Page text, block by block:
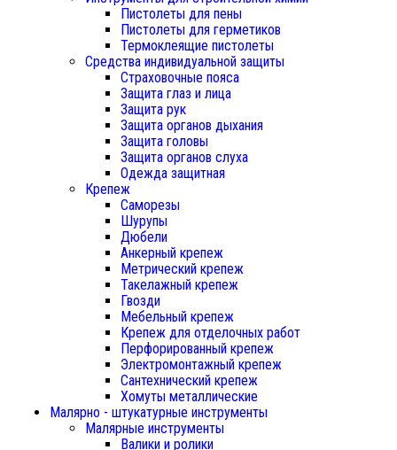
Пистолеты для пены
Пистолеты для герметиков
Термоклеящие пистолеты
Средства индивидуальной защиты
Страховочные пояса
Защита глаз и лица
Защита рук
Защита органов дыхания
Защита головы
Защита органов слуха
Одежда защитная
Крепеж
Саморезы
Шурупы
Дюбели
Анкерный крепеж
Метрический крепеж
Такелажный крепеж
Гвозди
Мебельный крепеж
Крепеж для отделочных работ
Перфорированный крепеж
Электромонтажный крепеж
Сантехнический крепеж
Хомуты металлические
Малярно - штукатурные инструменты
Малярные инструменты
Валики и ролики